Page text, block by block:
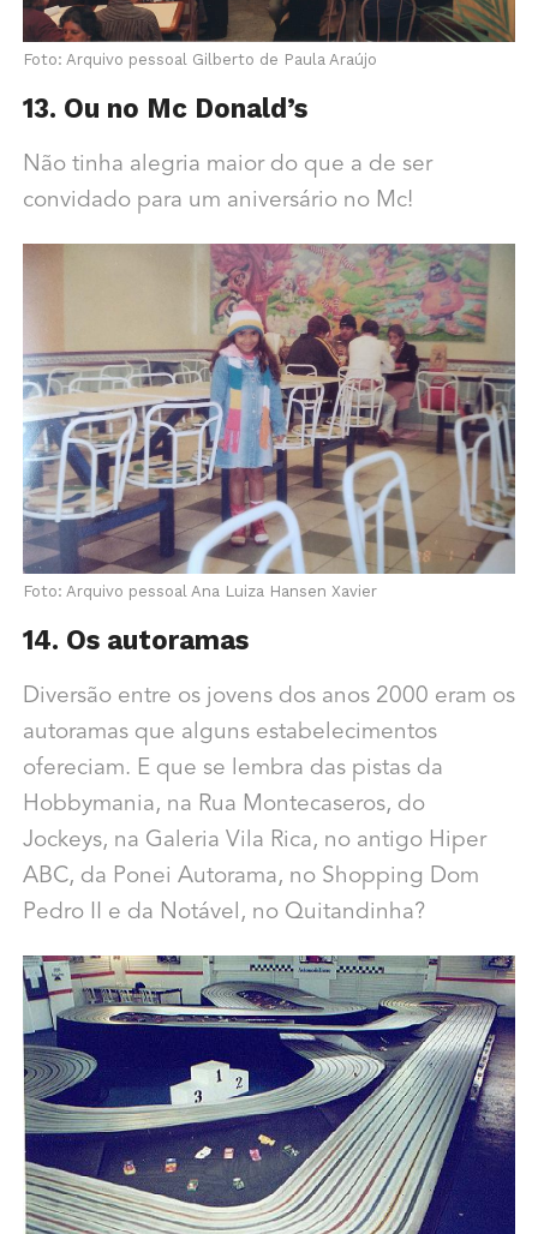
Foto: Arquivo pessoal Gilberto de Paula Araújo
13. Ou no Mc Donald’s
Não tinha alegria maior do que a de ser
convidado para um aniversário no Mc!
Foto: Arquivo pessoal Ana Luiza Hansen Xavier
14. Os autoramas
Diversão entre os jovens dos anos 2000 eram os
autoramas que alguns estabelecimentos
ofereciam. E que se lembra das pistas da
Hobbymania, na Rua Montecaseros, do
Jockeys, na Galeria Vila Rica, no antigo Hiper
ABC, da Ponei Autorama, no Shopping Dom
Pedro II e da Notável, no Quitandinha?